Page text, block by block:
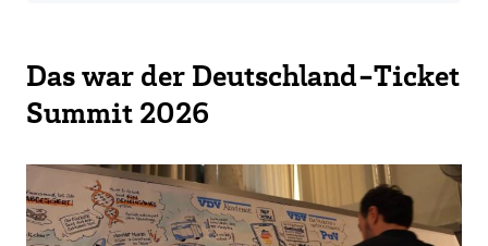
Das war der Deutschland-Ticket
Summit 2026